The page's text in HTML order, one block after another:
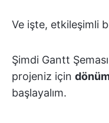
Ve işte, etkileşimli
Şimdi Gantt
projeniz için
başlayalım.